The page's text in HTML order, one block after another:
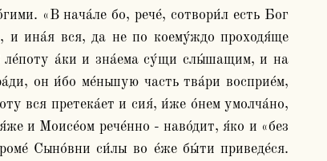
и ина́я вся, да не по коему́ждо проходя́ще
ле́поту а́ки и зна́ема су́щи слы́шащим, и на
он и́бо ме́ньшую часть тва́ри восприе́м,
вся претека́ет и сия́, и́же о́нем умолча́но,
и Моисе́ом рече́нно - наво́дит, я́ко и «без
Сыно́вни си́лы во е́же бы́ти приведе́ся.